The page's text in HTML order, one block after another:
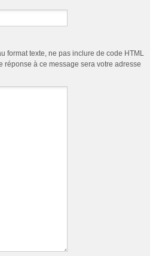
format texte, ne pas inclure de code HTML
réponse à ce message sera votre adresse